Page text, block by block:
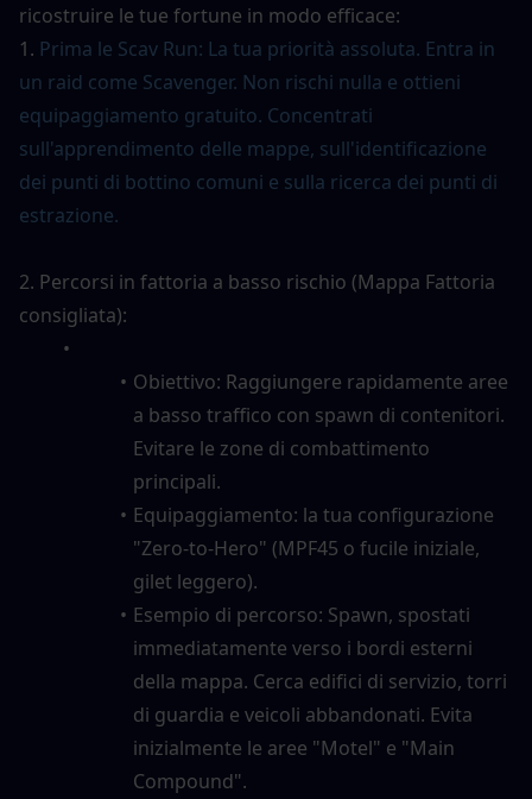
ricostruire le tue fortune in modo efficace:
1. Prima le Scav Run: La tua priorità assoluta. Entra in
un raid come Scavenger. Non rischi nulla e ottieni
equipaggiamento gratuito. Concentrati
sull'apprendimento delle mappe, sull'identificazione
dei punti di bottino comuni e sulla ricerca dei punti di
estrazione.
2. Percorsi in fattoria a basso rischio (Mappa Fattoria
consigliata):
Obiettivo: Raggiungere rapidamente aree
a basso traffico con spawn di contenitori.
Evitare le zone di combattimento
principali.
Equipaggiamento: la tua configurazione
"Zero-to-Hero" (MPF45 o fucile iniziale,
gilet leggero).
Esempio di percorso: Spawn, spostati
immediatamente verso i bordi esterni
della mappa. Cerca edifici di servizio, torri
di guardia e veicoli abbandonati. Evita
inizialmente le aree "Motel" e "Main
Compound".